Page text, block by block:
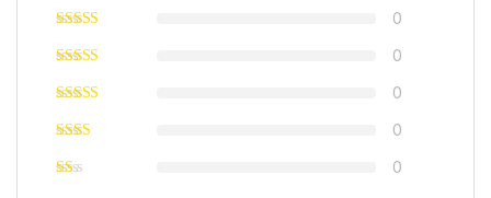
0
0
0
0
0